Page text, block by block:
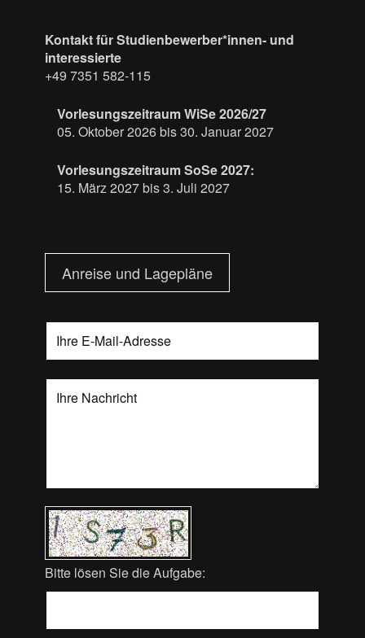
Kontakt für Studienbewerber*innen- und
interessierte
+49 7351 582-115
Vorlesungszeitraum WiSe 2026/27
05. Oktober 2026 bis 30. Januar 2027
Vorlesungszeitraum SoSe 2027:
15. März 2027 bis 3. Juli 2027
Anreise und Lagepläne
Bitte lösen Sie die Aufgabe: